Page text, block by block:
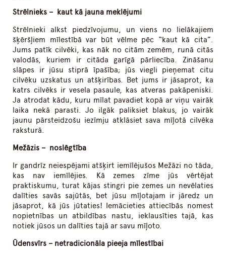
Strēlnieks – kaut kā jauna meklējumi
Strēlnieki alkst piedzīvojumu, un viens no lielākajiem
šķēršļiem mīlestībā var būt vēlme pēc “kaut kā cita”.
Jums patīk cilvēki, kas nāk no citām zemēm, runā citās
valodās, kuriem ir citāda garīgā pārliecība. Zināšanu
slāpes ir jūsu stiprā īpašība; jūs viegli pieņemat citu
cilvēku uzskatus un atšķirības. Bet jums ir jāsaprot, ka
katrs cilvēks ir vesela pasaule, kas atveras pakāpeniski.
Ja atrodat kādu, kuru mīlat pavadiet kopā ar viņu vairāk
laika nekā parasti. Jo ilgāk paliksiet blakus, jo vairāk
jaunu pārsteidzošu iezīmju atklāsiet sava mīļotā cilvēka
raksturā.
Mežāzis – noslēgtība
Ir gandrīz neiespējami atšķirt iemīlējušos Mežāzi no tāda,
kas nav iemīlējies. Kā zemes zīme jūs vērtējat
praktiskumu, turat kājas stingri pie zemes un nevēlaties
dalīties savās sajūtās, bet jūsu mīļotajam ir jāredz un
jāsaprot, kā jūs jūtaties! Iemācieties attiecībās nomest
nopietnības un atbildības nastu, ieklausīties tajā, kas
notiek jūsos un dalīties tajā ar savu mīļoto.
Ūdensvīrs – netradicionāla pieeja mīlestībai